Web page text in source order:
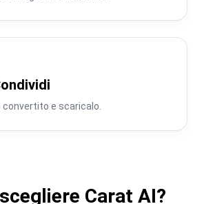
convertito e scaricalo.
Carat AI?